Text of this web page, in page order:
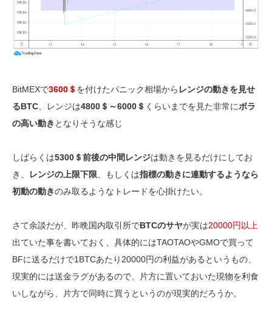
BitMEXで3600＄ を付けたパニック相場から レンジの動きを見せ
るBTC 、レンジは4800＄～6000＄ くらいまでを見た非常にボラ
の高い動き となりそうな感じ
しばらくは5300＄前後の中間レンジは動きを見るだけにしてお
き、
レンジの上限下限 、もしくは指標の動きに連動するようなら
初動の動きのみ取るようなトレードを心掛けたい。
さて余談だが、昨晩国内取引所でBTCのサヤが実は20000円以上
出ていた事を書いておく、具体的にはTAOTAOやGMOで買って
BFに送るだけで1BTCあたり20000円の利益があるというもの、
現実的には送金ラグがあるので、片方に置いておいた現物を利食
いしながら、片方で同時に買うというのが現実的だろうか。